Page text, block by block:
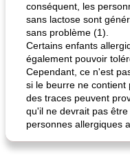
conséquent, les
sans lactose sont
sans problème (1).
Certains enfants
également pouvoir
Cependant, ce n'est
si le beurre ne
des traces peuvent
qu'il ne devrait pas
personnes allergiques